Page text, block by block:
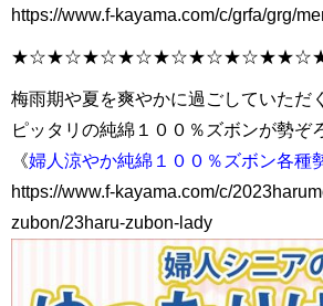
https://www.f-kayama.com/c/grfa/grg/
梅雨期や夏を爽やかに過ごしていただ
ピッタリの純綿１００％ズボンが勢ぞ
《婦人涼やか純綿１００％ズボン各種
https://www.f-kayama.com/c/
zubon/23haru-zubon-lady